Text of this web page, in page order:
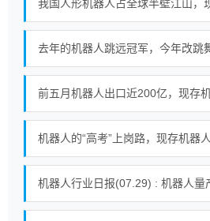
机器人的“高考”上岗路，现存机器
机器人行业日报(07.29) : 机器人量